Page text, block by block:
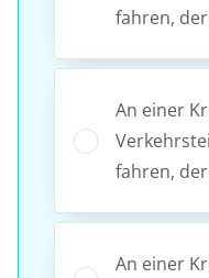
fahren,
An einer
fahren,
An einer